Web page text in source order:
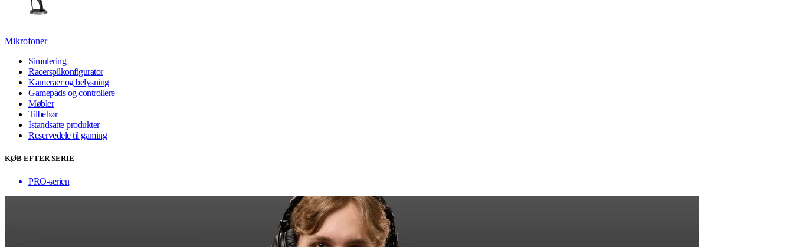
Mikrofoner
Simulering
Racerspilkonfigurator
Kameraer og belysning
Gamepads og controllere
Møbler
Tilbehør
Istandsatte produkter
Reservedele til gaming
KØB EFTER SERIE
PRO-serien